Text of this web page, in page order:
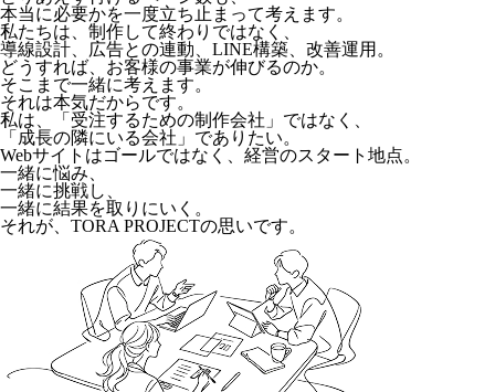
本当に必要かを一度立ち止まって考えます。
私たちは、制作して終わりではなく、
導線設計、広告との連動、LINE構築、改善運用。
どうすれば、お客様の事業が伸びるのか。
そこまで一緒に考えます。
それは本気だからです。
私は、「受注するための制作会社」ではなく、
「成長の隣にいる会社」でありたい。
Webサイトはゴールではなく、経営のスタート地点。
一緒に悩み、
一緒に挑戦し、
一緒に結果を取りにいく。
それが、TORA PROJECTの思いです。